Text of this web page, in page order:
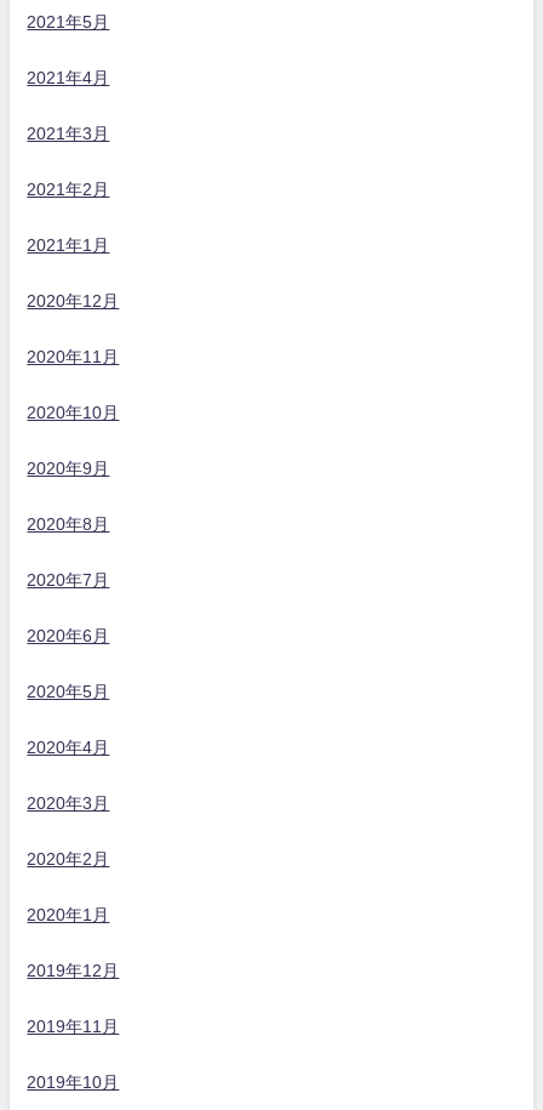
2021年5月
2021年4月
2021年3月
2021年2月
2021年1月
2020年12月
2020年11月
2020年10月
2020年9月
2020年8月
2020年7月
2020年6月
2020年5月
2020年4月
2020年3月
2020年2月
2020年1月
2019年12月
2019年11月
2019年10月